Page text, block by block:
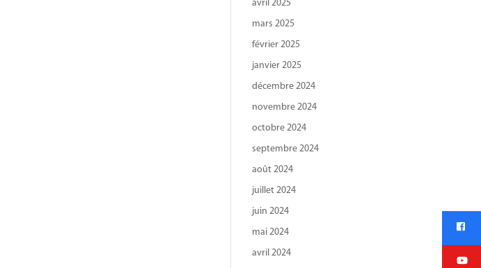
avril 2025
mars 2025
février 2025
janvier 2025
décembre 2024
novembre 2024
octobre 2024
septembre 2024
août 2024
juillet 2024
juin 2024
mai 2024
avril 2024